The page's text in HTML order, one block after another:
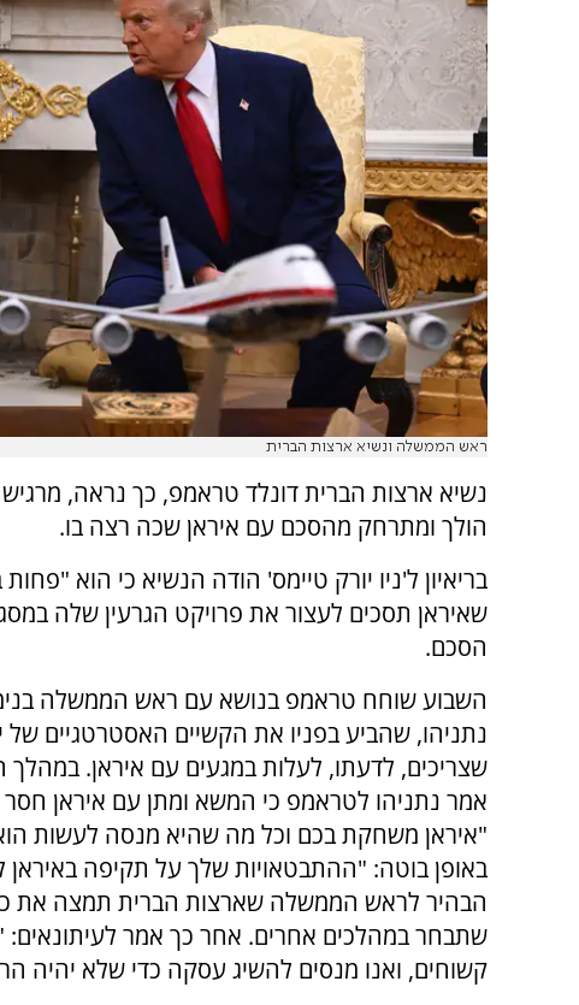
ראש הממשלה ונשיא ארצות הברית
נשיא ארצות הברית דונלד טראמפ, כך נראה,
הולך ומתרחק מהסכם עם איראן שכה רצה בו.
בריאיון ל'ניו יורק טיימס' הודה הנשיא כי הוא
שאיראן תסכים לעצור את פרויקט הגרעין שלה
הסכם.
השבוע שוחח טראמפ בנושא עם ראש הממשלה
נתניהו, שהביע בפניו את הקשיים האסטרטגיים של
שצריכים, לדעתו, לעלות במגעים עם איראן.
אמר נתניהו לטראמפ כי המשא ומתן עם איראן
"איראן משחקת בכם וכל מה שהיא מנסה לעשות
באופן בוטה: "ההתבטאויות שלך על תקיפה באיראן
הבהיר לראש הממשלה שארצות הברית תמצה את כל
שתבחר במהלכים אחרים. אחר כך אמר
קשוחים, ואנו מנסים להשיג עסקה כדי שלא יהיה